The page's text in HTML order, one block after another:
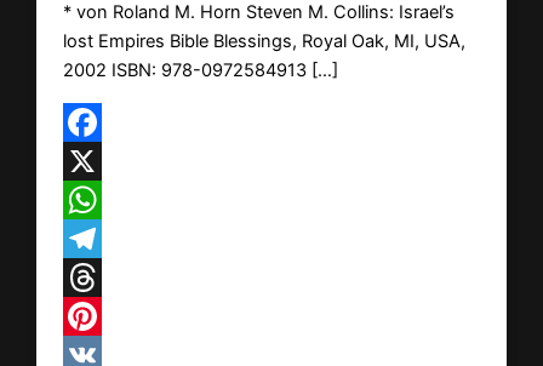
* von Roland M. Horn Steven M. Collins: Israel’s
lost Empires Bible Blessings, Royal Oak, MI, USA,
2002 ISBN: 978-0972584913 […]
Facebook
X
WhatsApp
Telegram
Threads
Pinterest